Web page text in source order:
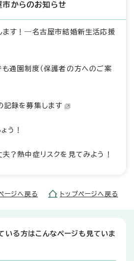
市からのお知らせ
ます！―名古屋市結婚新生活応援
通園制度（保護者の方へのご案
記録を募集します
う！
？熱中症リスクを見てみよう！
ージへ戻る トップページへ戻る
いる方はこんなページも見ていま